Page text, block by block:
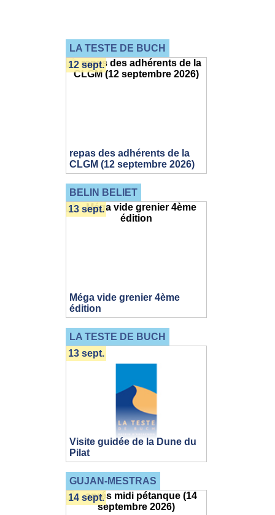
LA TESTE DE BUCH
repas des adhérents de la
CLGM (12 septembre 2026)
12 sept.
BELIN BELIET
Méga vide grenier 4ème
édition
13 sept.
LA TESTE DE BUCH
Visite guidée de la Dune du
Pilat
13 sept.
GUJAN-MESTRAS
14 sept.